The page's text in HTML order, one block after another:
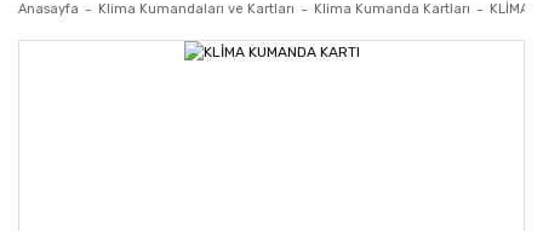
Anasayfa Klima Kumandaları ve Kartları Klima Kumanda Kartları KLİMA